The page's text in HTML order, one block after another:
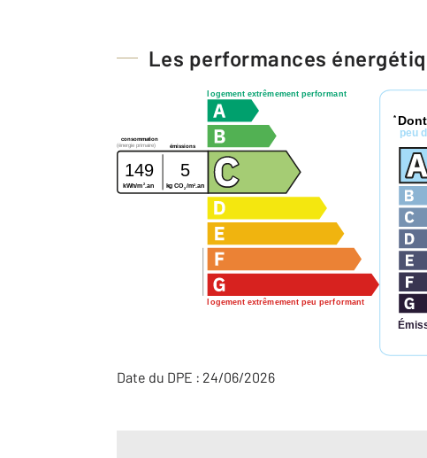
Les performances
logement extrêmement performant
logement extrêmement peu performant
consommation
émissions
(énergie primaire)
149 5
kWh/m 2 .an kg CO2/m2 .an
*
peu
Date du DPE : 24/06/2026